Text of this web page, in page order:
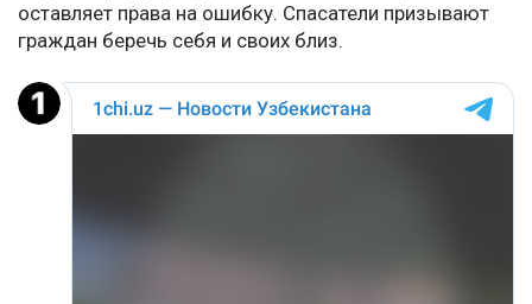
оставляет права на ошибку. Спасатели призывают
граждан беречь себя и своих близ.